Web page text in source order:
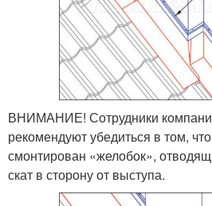
ВНИМАНИЕ! Сотрудники
рекомендуют убедиться в том,
смонтирован «желобок»,
скат в сторону от выступа.